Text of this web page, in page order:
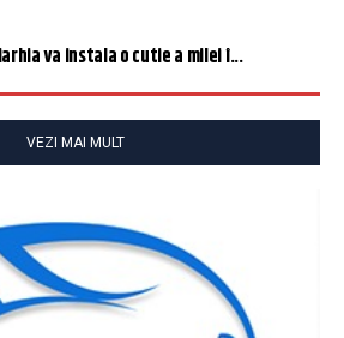
va instala o cutie a milei î...
VEZI MAI MULT